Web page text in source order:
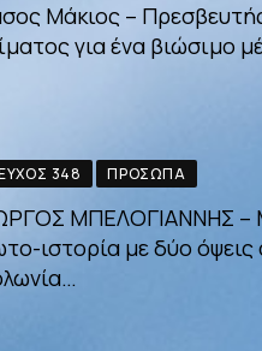
Μάκιος –
για ένα βιώσιμο
348 ΠΡΌΣΩΠΑ
ΜΠΕΛΟΓΙΑΝΝΗΣ –
ιστορία με δύο